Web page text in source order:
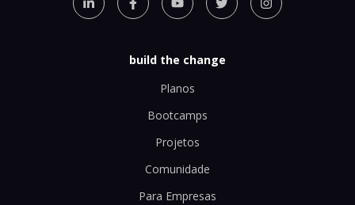
build the change
Planos
Bootcamps
Projetos
Comunidade
Para Empresas